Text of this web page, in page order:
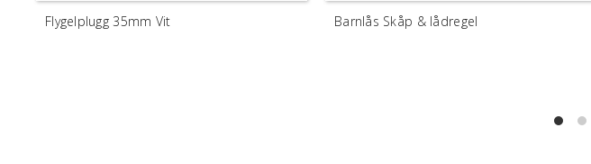
Flygelplugg 35mm Vit Barnlås Skåp & lådregel